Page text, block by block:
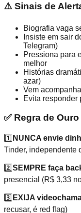
⚠️ Sinais de
Biografia vaga
Insiste em sair
Telegram)
Pressiona para
melhor
Histórias
azar)
Vem
Evita responder
✅ Regra de
1️⃣ NUNCA envie
Tinder, independente
2️⃣SEMPRE faça
presencial (R$ 3,33
3️⃣ EXIJA
recusar, é red flag)